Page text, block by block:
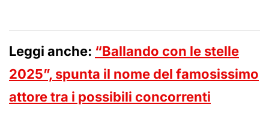
Leggi anche: “Ballando con le stelle
2025”, spunta il nome del famosissimo
attore tra i possibili concorrenti